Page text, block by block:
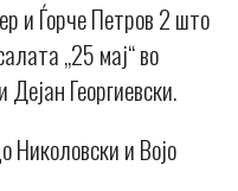
и Ѓорче Петров 2 што
„25 мај“ во
Георгиевски.
Николовски и Војо